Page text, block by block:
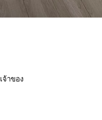
เจ้าของ